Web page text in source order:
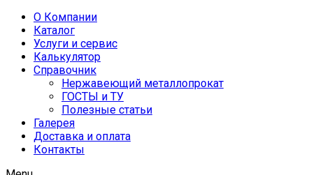
О Компании
Каталог
Услуги и сервис
Калькулятор
Справочник
Нержавеющий металлопрокат
ГОСТЫ и ТУ
Полезные статьи
Галерея
Доставка и оплата
Контакты